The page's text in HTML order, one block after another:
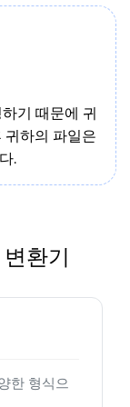
기 때문에 귀
귀하의 파일은
.
환기
한 형식으